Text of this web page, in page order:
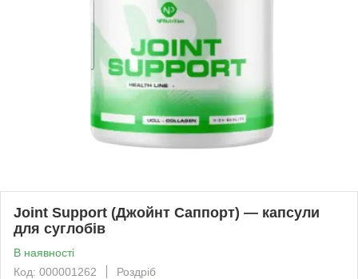
Joint Support (Джойнт Саппорт) — капсули
для суглобів
В наявності
Код: 000001262
Роздріб